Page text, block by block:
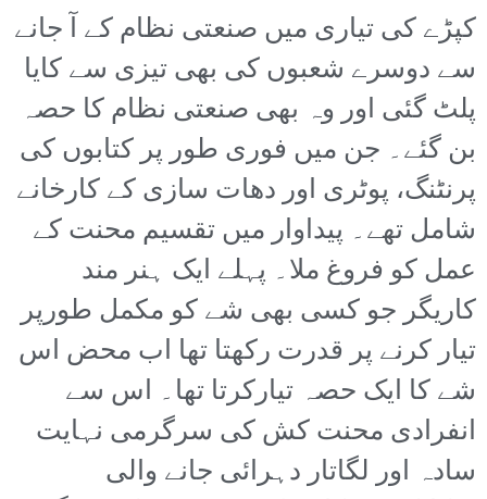
کپڑے کی تیاری میں صنعتی نظام کے آ جانے
سے دوسرے شعبوں کی بھی تیزی سے کایا
پلٹ گئی اور وہ بھی صنعتی نظام کا حصہ
بن گئے۔ جن میں فوری طور پر کتابوں کی
پرنٹنگ، پوٹری اور دھات سازی کے کارخانے
شامل تھے۔ پیداوار میں تقسیم محنت کے
عمل کو فروغ ملا۔ پہلے ایک ہنر مند
کاریگر جو کسی بھی شے کو مکمل طورپر
تیار کرنے پر قدرت رکھتا تھا اب محض اس
شے کا ایک حصہ تیارکرتا تھا۔ اس سے
انفرادی محنت کش کی سرگرمی نہایت
سادہ اور لگاتار دہرائی جانے والی